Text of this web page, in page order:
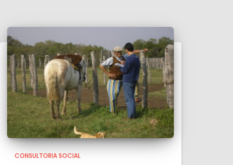
CONSULTORIA SOCIAL